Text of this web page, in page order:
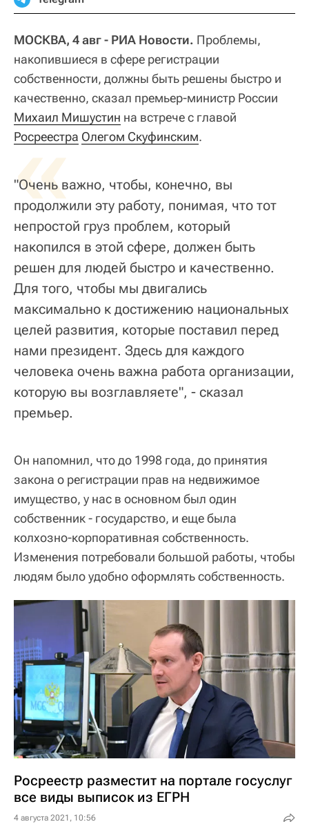
МОСКВА, 4 авг - РИА Новости. Проблемы,
накопившиеся в сфере регистрации
собственности, должны быть решены быстро и
качественно, сказал премьер-министр России
Михаил Мишустин на встрече с главой
Росреестра Олегом Скуфинским.
«
"Очень важно, чтобы, конечно, вы
продолжили эту работу, понимая, что тот
непростой груз проблем, который
накопился в этой сфере, должен быть
решен для людей быстро и качественно.
Для того, чтобы мы двигались
максимально к достижению национальных
целей развития, которые поставил перед
нами президент. Здесь для каждого
человека очень важна работа организации,
которую вы возглавляете", - сказал
премьер.
Он напомнил, что до 1998 года, до принятия
закона о регистрации прав на недвижимое
имущество, у нас в основном был один
собственник - государство, и еще была
колхозно-корпоративная собственность.
Изменения потребовали большой работы, чтобы
людям было удобно оформлять собственность.
Росреестр разместит на портале госуслуг
все виды выписок из ЕГРН
4 августа 2021, 10:56